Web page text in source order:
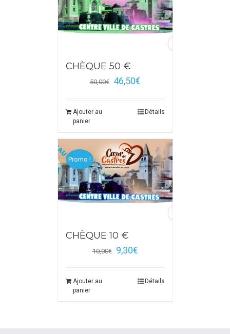
CHÈQUE 50 €
50,00€ 46,50€
Ajouter au
panier
Détails
Promo !
CHÈQUE 10 €
10,00€ 9,30€
Ajouter au
panier
Détails